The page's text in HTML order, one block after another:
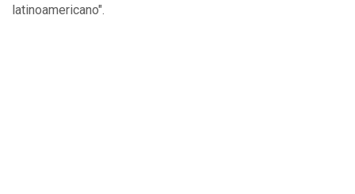
latinoamericano".